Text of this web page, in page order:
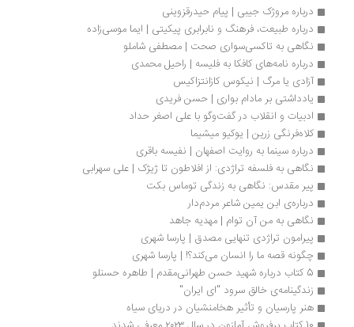
درباره مروژک جیبی | پیام حیدرقزوینی
درباره طبیعت، فرهنگ و نابرابری پیکیتی | ایما موسی‌زاده
نگاهی به تاکسی‌سواری صحت | مصطفی شاملو
درباره نامه‌های کافکا به فلیسه | راحیل محمدی
آزادی یا مرگ | نیکوس کازانتزاکیس
یادداشتی بر مادام بواری | حسن فریدی
ادبیات و انقلاب در گفت‌وگو با علی اصغر حداد
کلاه‌فرنگی زرین | یوکیو میشیما
درباره سینما به روایت اصفهان | نفیسه باقری
نگاهی به فلسفه تراژدی: از افلاطون تا ژیژک | علی سهرابی
پیر مقدس: نگاهی به زندگی توماس بکت
درباره‌ی ابن یمین شاعر مردم‌دار
نگاهی به من آن توام | مهدیه جاهد
پیرامون تراژدی تنهایی مصدق | پارسا شهری
چگونه قصه ما را انسان می‌کند؟! | پارسا شهری
زندگینامه‌ی خالق سرود "ای ایران"
هنر پارسیان و تأثیر هخامنشیان در دریای سیاه